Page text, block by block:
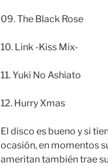
09. The Black Rose
10. Link -Kiss Mix-
11. Yuki No Ashiato
12. Hurry Xmas
El disco es bueno y si
ocasión, en momentos
ameritan también trae